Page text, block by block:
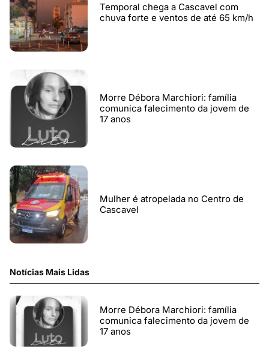
Temporal chega a Cascavel com
chuva forte e ventos de até 65 km/h
Morre Débora Marchiori: família
comunica falecimento da jovem de
17 anos
Mulher é atropelada no Centro de
Cascavel
Notícias Mais Lidas
Morre Débora Marchiori: família
comunica falecimento da jovem de
17 anos